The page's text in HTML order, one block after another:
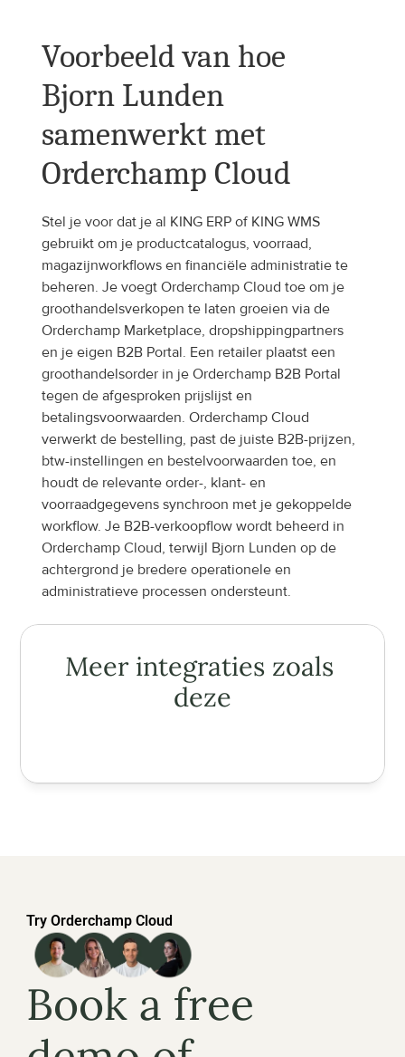
Voorbeeld van hoe
Bjorn Lunden
samenwerkt met
Orderchamp Cloud
Stel je voor dat je al KING ERP of KING WMS
gebruikt om je productcatalogus, voorraad,
magazijnworkflows en financiële administratie te
beheren. Je voegt Orderchamp Cloud toe om je
groothandelsverkopen te laten groeien via de
Orderchamp Marketplace, dropshippingpartners
en je eigen B2B Portal. Een retailer plaatst een
groothandelsorder in je Orderchamp B2B Portal
tegen de afgesproken prijslijst en
betalingsvoorwaarden. Orderchamp Cloud
verwerkt de bestelling, past de juiste B2B-prijzen,
btw-instellingen en bestelvoorwaarden toe, en
houdt de relevante order-, klant- en
voorraadgegevens synchroon met je gekoppelde
workflow. Je B2B-verkoopflow wordt beheerd in
Orderchamp Cloud, terwijl Bjorn Lunden op de
achtergrond je bredere operationele en
administratieve processen ondersteunt.
Meer integraties zoals
deze
Try Orderchamp Cloud
Book a free